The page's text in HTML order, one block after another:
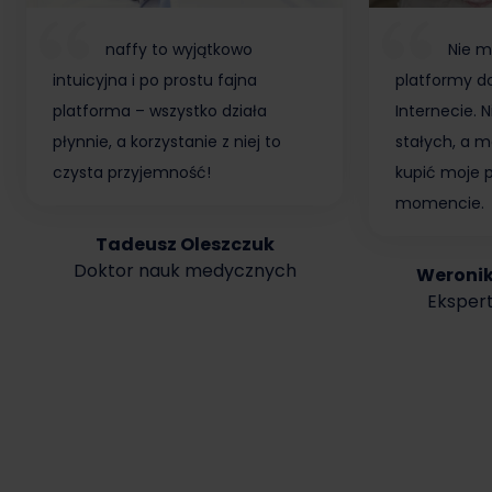
naffy to wyjątkowo
intuicyjna i po prostu fajna
platforma – wszystko działa
płynnie, a korzystanie z niej to
czysta przyjemność!
Tadeusz Oleszczuk
Doktor nauk medycznych
Nie
platformy
Internecie.
stałych, a
kupić moje
momencie.